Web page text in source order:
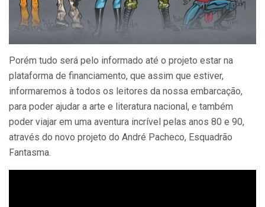
Porém tudo será pelo informado até o projeto estar na
plataforma de financiamento, que assim que estiver,
informaremos à todos os leitores da nossa embarcação,
para poder ajudar a arte e literatura nacional, e também
poder viajar em uma aventura incrível pelas anos 80 e 90,
através do novo projeto do André Pacheco, Esquadrão
Fantasma.